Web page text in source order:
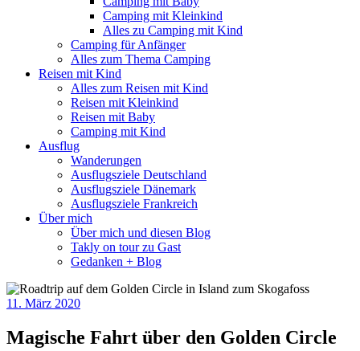
Camping mit Kleinkind
Alles zu Camping mit Kind
Camping für Anfänger
Alles zum Thema Camping
Reisen mit Kind
Alles zum Reisen mit Kind
Reisen mit Kleinkind
Reisen mit Baby
Camping mit Kind
Ausflug
Wanderungen
Ausflugsziele Deutschland
Ausflugsziele Dänemark
Ausflugsziele Frankreich
Über mich
Über mich und diesen Blog
Takly on tour zu Gast
Gedanken + Blog
11. März 2020
Magische Fahrt über den Golden Circle